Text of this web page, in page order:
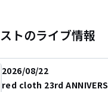
トのライブ情報
2026/08/22
red cloth 23rd ANNIVERS